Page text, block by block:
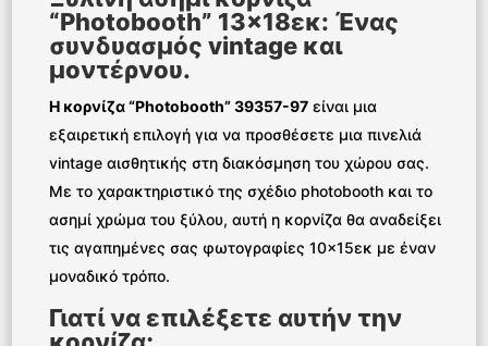
“Photobooth” 13×18εκ: Ένας
συνδυασμός vintage και
μοντέρνου.
Η κορνίζα “Photobooth” 39357-97 είναι μια
εξαιρετική επιλογή για να προσθέσετε μια πινελιά
vintage αισθητικής στη διακόσμηση του χώρου σας.
Με το χαρακτηριστικό της σχέδιο photobooth και το
ασημί χρώμα του ξύλου, αυτή η κορνίζα θα αναδείξει
τις αγαπημένες σας φωτογραφίες 10×15εκ με έναν
μοναδικό τρόπο.
Γιατί να επιλέξετε αυτήν την